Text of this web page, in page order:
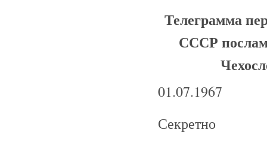
Телеграмма
СССР
01.07.1967
Секретно